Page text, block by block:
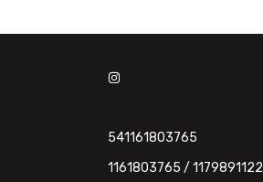
541161803765
1161803765 / 1179891122